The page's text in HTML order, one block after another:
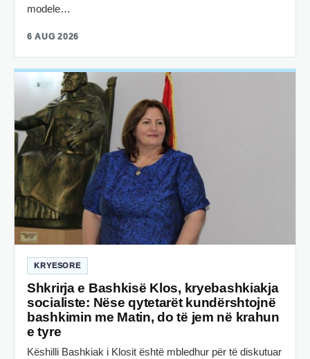
modele…
6 AUG 2026
KRYESORE
Shkrirja e Bashkisë Klos, kryebashkiakja
socialiste: Nëse qytetarët kundërshtojnë
bashkimin me Matin, do të jem në krahun
e tyre
Këshilli Bashkiak i Klosit është mbledhur për të diskutuar